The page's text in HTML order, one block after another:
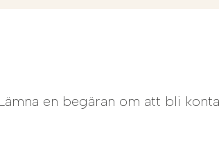
en begäran om att bli